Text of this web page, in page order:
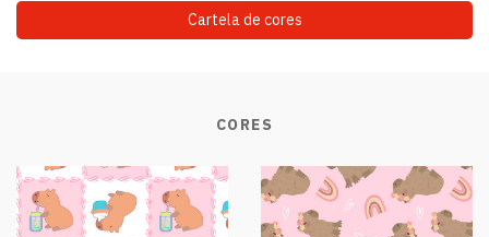
Cartela de cores
CORES